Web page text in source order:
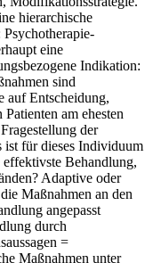
hierarchische
eine
Indikation:
sind
auf Entscheidung,
am ehesten
der
für dieses Individuum
Behandlung,
Adaptive oder
Maßnahmen an den
angepasst
durch
=
Maßnahmen unter